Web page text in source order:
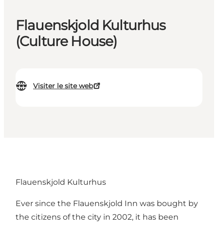
Flauenskjold Kulturhus
(Culture House)
Visiter le site web
Flauenskjold Kulturhus
Ever since the Flauenskjold Inn was bought by
the citizens of the city in 2002, it has been